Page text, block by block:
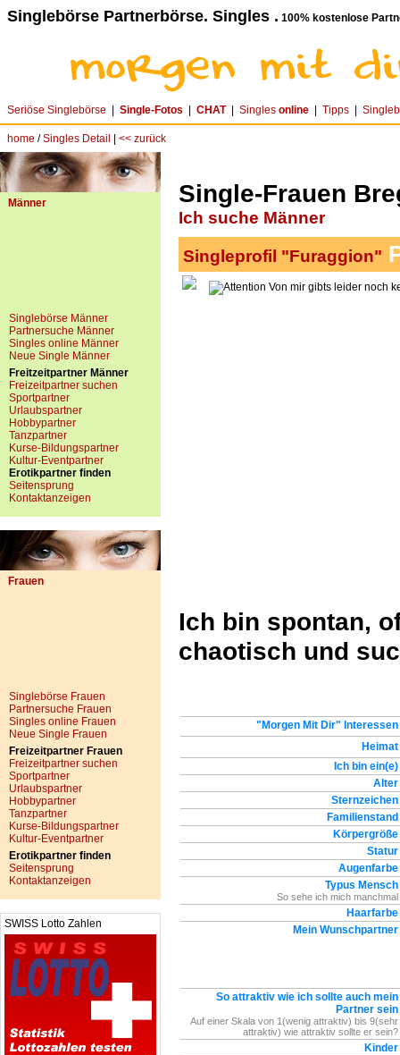
Singlebörse Partnerbörse. Singles . 100% kostenlose
Seriöse Singlebörse Single-Fotos CHAT| Singles online Tipps
home /Singles Detail << zurück
Männer
Singlebörse Männer
Partnersuche Männer
Singles online Männer
Neue Single Männer
Freitzeitpartner Männer
Freizeitpartner suchen
Sportpartner
Urlaubspartner
Hobbypartner
Tanzpartner
Kurse-Bildungspartner
Kultur-Eventpartner
Erotikpartner finden
Seitensprung
Kontaktanzeigen
Frauen
Singlebörse Frauen
Partnersuche Frauen
Singles online Frauen
Neue Single Frauen
Freizeitpartner Frauen
Freizeitpartner suchen
Sportpartner
Urlaubspartner
Hobbypartner
Tanzpartner
Kurse-Bildungspartner
Kultur-Eventpartner
Erotikpartner finden
Seitensprung
Kontaktanzeigen
SWISS Lotto Zahlen
Single-Frauen
Ich suche Männer
Singleprofil "Furaggion"
Von mir gibts leider noch
Ich bin spontan,
chaotisch und
"Morgen Mit Dir" Interessen
Heimat
Ich bin ein(e)
Alter
Sternzeichen
Familienstand
Körpergröße
Statur
Augenfarbe
Typus Mensch
So sehe ich mich manchmal
Haarfarbe
Mein Wunschpartner
So attraktiv wie ich sollte auch mein
Partner sein
Auf einer Skala von 1(wenig attraktiv) bis 9(sehr
attraktiv) wie attraktiv sollte er sein?
Kinder